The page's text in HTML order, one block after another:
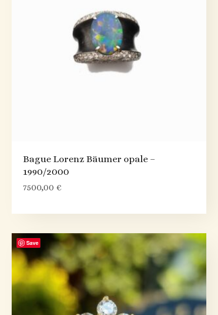
Bague Lorenz Bäumer opale –
1990/2000
7500,00 €
Save